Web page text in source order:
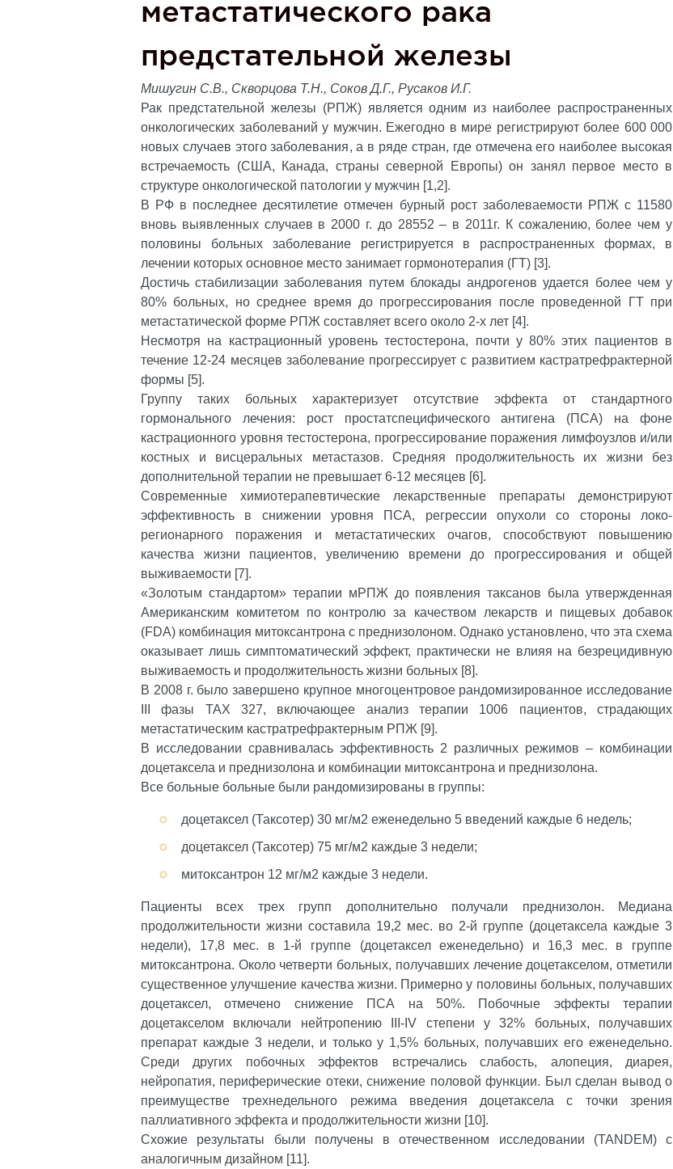
метастатического рака
предстательной железы
Мишугин С.В., Скворцова Т.Н., Соков Д.Г., Русаков И.Г.
Рак предстательной железы (РПЖ) является одним из наиболее распространенных
онкологических заболеваний у мужчин. Ежегодно в мире регистрируют более 600 000
новых случаев этого заболевания, а в ряде стран, где отмечена его наиболее высокая
встречаемость (США, Канада, страны северной Европы) он занял первое место в
структуре онкологической патологии у мужчин [1,2].
В РФ в последнее десятилетие отмечен бурный рост заболеваемости РПЖ с 11580
вновь выявленных случаев в 2000 г. до 28552 – в 2011г. К сожалению, более чем у
половины больных заболевание регистрируется в распространенных формах, в
лечении которых основное место занимает гормонотерапия (ГТ) [3].
Достичь стабилизации заболевания путем блокады андрогенов удается более чем у
80% больных, но среднее время до прогрессирования после проведенной ГТ при
метастатической форме РПЖ составляет всего около 2-х лет [4].
Несмотря на кастрационный уровень тестостерона, почти у 80% этих пациентов в
течение 12-24 месяцев заболевание прогрессирует с развитием кастратрефрактерной
формы [5].
Группу таких больных характеризует отсутствие эффекта от стандартного
гормонального лечения: рост простатспецифического антигена (ПСА) на фоне
кастрационного уровня тестостерона, прогрессирование поражения лимфоузлов и/или
костных и висцеральных метастазов. Средняя продолжительность их жизни без
дополнительной терапии не превышает 6-12 месяцев [6].
Современные химиотерапевтические лекарственные препараты демонстрируют
эффективность в снижении уровня ПСА, регрессии опухоли со стороны локо-
регионарного поражения и метастатических очагов, способствуют повышению
качества жизни пациентов, увеличению времени до прогрессирования и общей
выживаемости [7].
«Золотым стандартом» терапии мРПЖ до появления таксанов была утвержденная
Американским комитетом по контролю за качеством лекарств и пищевых добавок
(FDA) комбинация митоксантрона с преднизолоном. Однако установлено, что эта схема
оказывает лишь симптоматический эффект, практически не влияя на безрецидивную
выживаемость и продолжительность жизни больных [8].
В 2008 г. было завершено крупное многоцентровое рандомизированное исследование
III фазы TAX 327, включающее анализ терапии 1006 пациентов, страдающих
метастатическим кастратрефрактерным РПЖ [9].
В исследовании сравнивалась эффективность 2 различных режимов – комбинации
доцетаксела и преднизолона и комбинации митоксантрона и преднизолона.
Все больные больные были рандомизированы в группы:
доцетаксел (Таксотер) 30 мг/м2 еженедельно 5 введений каждые 6 недель;
доцетаксел (Таксотер) 75 мг/м2 каждые 3 недели;
митоксантрон 12 мг/м2 каждые 3 недели.
Пациенты всех трех групп дополнительно получали преднизолон. Медиана
продолжительности жизни составила 19,2 мес. во 2-й группе (доцетаксела каждые 3
недели), 17,8 мес. в 1-й группе (доцетаксел еженедельно) и 16,3 мес. в группе
митоксантрона. Около четверти больных, получавших лечение доцетакселом, отметили
существенное улучшение качества жизни. Примерно у половины больных, получавших
доцетаксел, отмечено снижение ПСА на 50%. Побочные эффекты терапии
доцетакселом включали нейтропению III-IV степени у 32% больных, получавших
препарат каждые 3 недели, и только у 1,5% больных, получавших его еженедельно.
Среди других побочных эффектов встречались слабость, алопеция, диарея,
нейропатия, периферические отеки, снижение половой функции. Был сделан вывод о
преимуществе трехнедельного режима введения доцетаксела с точки зрения
паллиативного эффекта и продолжительности жизни [10].
Схожие результаты были получены в отечественном исследовании (TANDEM) c
аналогичным дизайном [11].